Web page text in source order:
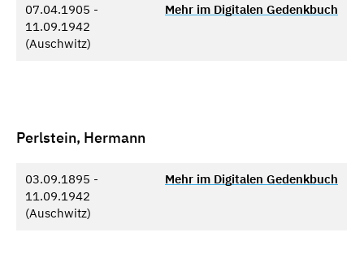
07.04.1905 -
11.09.1942
(Auschwitz)
Mehr im Digitalen Gedenkbuch
Perlstein, Hermann
03.09.1895 -
11.09.1942
(Auschwitz)
Mehr im Digitalen Gedenkbuch